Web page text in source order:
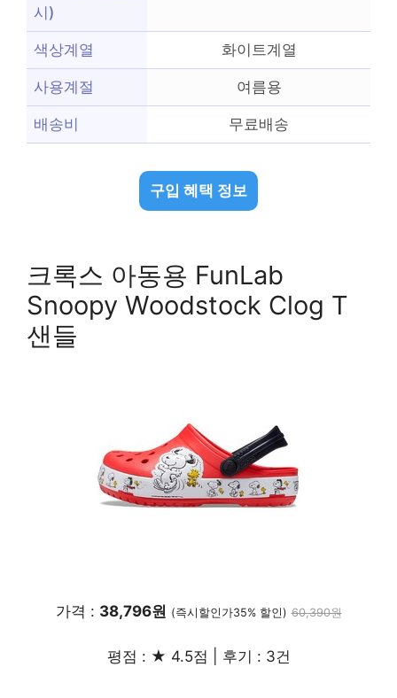
시)
색상계열 화이트계열
사용계절 여름용
배송비 무료배송
구입 혜택 정보
크록스 아동용 FunLab
Snoopy Woodstock Clog T
샌들
가격 : 38,796원 (즉시할인가35% 할인) 60,390원
평점 : ★ 4.5점 | 후기 : 3건